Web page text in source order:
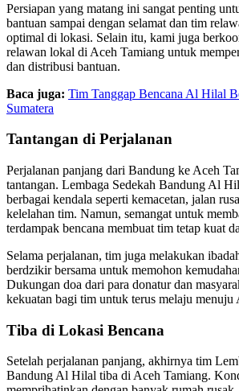
Persiapan yang matang ini sangat penting
bantuan sampai dengan selamat dan tim
optimal di lokasi. Selain itu, kami juga
relawan lokal di Aceh Tamiang untuk
dan distribusi bantuan.
Baca juga: Tim Tanggap Bencana Al Hilal
Sumatera
Tantangan di Perjalanan
Perjalanan panjang dari Bandung ke Aceh
tantangan. Lembaga Sedekah Bandung Al
berbagai kendala seperti kemacetan, jalan
kelelahan tim. Namun, semangat untuk
terdampak bencana membuat tim tetap kuat
Selama perjalanan, tim juga melakukan
berdzikir bersama untuk memohon
Dukungan doa dari para donatur dan
kekuatan bagi tim untuk terus melaju menuju
Tiba di Lokasi Bencana
Setelah perjalanan panjang, akhirnya tim
Bandung Al Hilal tiba di Aceh Tamiang.